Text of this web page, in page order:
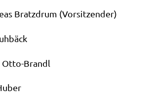
Bratzdrum (Vorsitzender)
Brandl